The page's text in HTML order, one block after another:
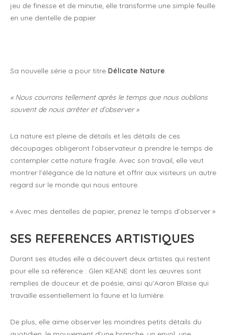
jeu de finesse et de minutie, elle transforme une simple feuille
en une dentelle de papier.
Sa nouvelle série a pour titre Délicate Nature.
« Nous courrons tellement après le temps que nous oublions
souvent de nous arrêter et d’observer »
La nature est pleine de détails et les détails de ces
découpages obligeront l’observateur à prendre le temps de
contempler cette nature fragile. Avec son travail, elle veut
montrer l’élégance de la nature et offrir aux visiteurs un autre
regard sur le monde qui nous entoure.
« Avec mes dentelles de papier, prenez le temps d’observer »
SES REFERENCES ARTISTIQUES
Durant ses études elle a découvert deux artistes qui restent
pour elle sa référence : Glen KEANE dont les œuvres sont
remplies de douceur et de poésie, ainsi qu’Aaron Blaise qui
travaille essentiellement la faune et la lumière.
De plus, elle aime observer les moindres petits détails du